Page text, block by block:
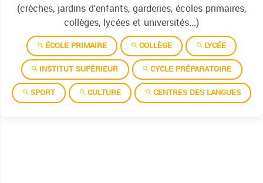
(crèches, jardins d'enfants, garderies, écoles primaires,
collèges, lycées et universités...)
ÉCOLE PRIMAIRE COLLÈGE
LYCÉE
INSTITUT SUPÉRIEUR
CYCLE PRÉPARATOIRE
SPORT
CULTURE CENTRES DES LANGUES